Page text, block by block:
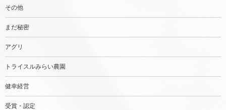
その他
まだ秘密
アグリ
トライスルみらい農園
健幸経営
受賞・認定